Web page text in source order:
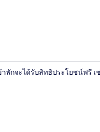
พักจะได้รับสิทธิประโยชน์ฟรี เ